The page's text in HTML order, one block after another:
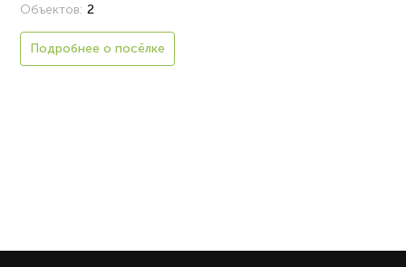
Объектов: 2
Подробнее о посёлке